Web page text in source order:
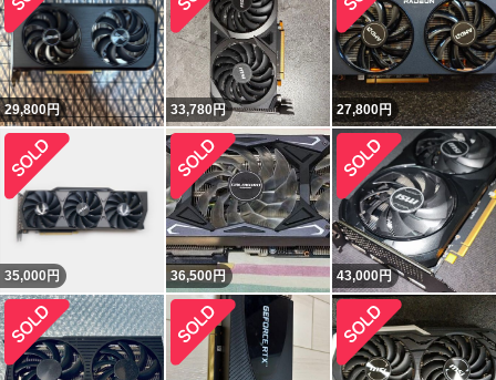
29,800円 33,780円 27,800円
35,000 円 36,500円 43,000円